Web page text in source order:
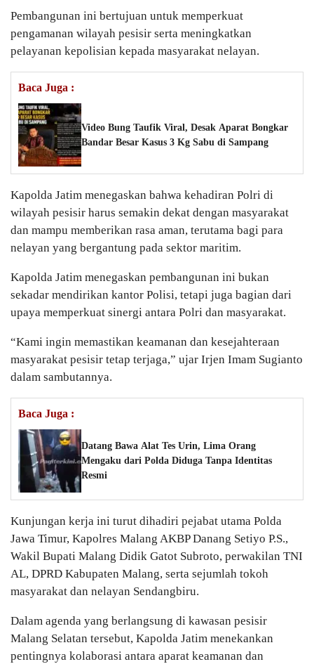
Pembangunan ini bertujuan untuk memperkuat
pengamanan wilayah pesisir serta meningkatkan
pelayanan kepolisian kepada masyarakat nelayan.
Baca Juga :
Video Bung Taufik Viral, Desak Aparat Bongkar
Bandar Besar Kasus 3 Kg Sabu di Sampang
Kapolda Jatim menegaskan bahwa kehadiran Polri di
wilayah pesisir harus semakin dekat dengan masyarakat
dan mampu memberikan rasa aman, terutama bagi para
nelayan yang bergantung pada sektor maritim.
Kapolda Jatim menegaskan pembangunan ini bukan
sekadar mendirikan kantor Polisi, tetapi juga bagian dari
upaya memperkuat sinergi antara Polri dan masyarakat.
“Kami ingin memastikan keamanan dan kesejahteraan
masyarakat pesisir tetap terjaga,” ujar Irjen Imam Sugianto
dalam sambutannya.
Baca Juga :
Datang Bawa Alat Tes Urin, Lima Orang
Mengaku dari Polda Diduga Tanpa Identitas
Resmi
Kunjungan kerja ini turut dihadiri pejabat utama Polda
Jawa Timur, Kapolres Malang AKBP Danang Setiyo P.S.,
Wakil Bupati Malang Didik Gatot Subroto, perwakilan TNI
AL, DPRD Kabupaten Malang, serta sejumlah tokoh
masyarakat dan nelayan Sendangbiru.
Dalam agenda yang berlangsung di kawasan pesisir
Malang Selatan tersebut, Kapolda Jatim menekankan
pentingnya kolaborasi antara aparat keamanan dan